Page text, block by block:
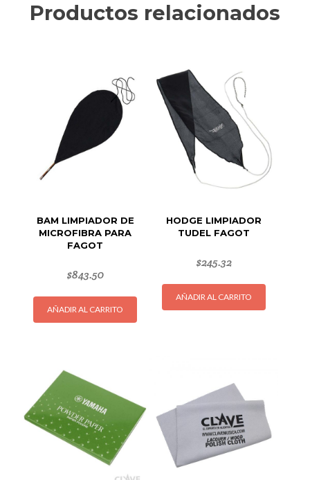
Productos relacionados
BAM LIMPIADOR DE
MICROFIBRA PARA
FAGOT
$843.50
AÑADIR AL CARRITO
HODGE LIMPIADOR
TUDEL FAGOT
$245.32
AÑADIR AL CARRITO